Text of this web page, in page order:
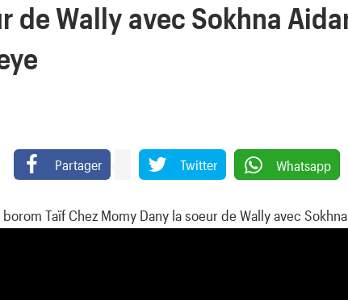
de Wally avec Sokhna
Partager Twitter Whatsapp
Taïf Chez Momy Dany la soeur de Wally avec